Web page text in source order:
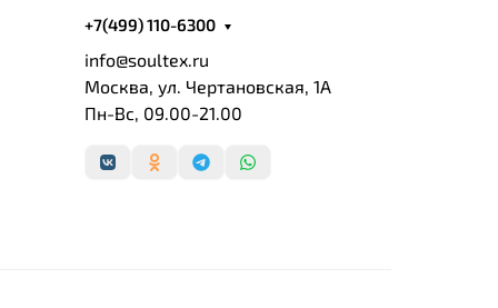
+7(499) 110-6300
info@soultex.ru
Москва, ул. Чертановская, 1А
Пн-Вс, 09.00-21.00